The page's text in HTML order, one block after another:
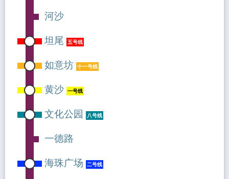
河沙
坦尾
五号线
如意坊 十一号线
黄沙 一号线
文化公园 八号线
一德路
海珠广场
二号线